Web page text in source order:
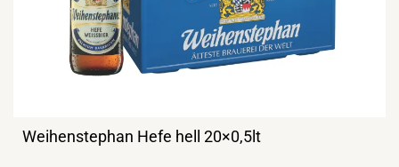
Weihenstephan Hefe hell 20×0,5lt